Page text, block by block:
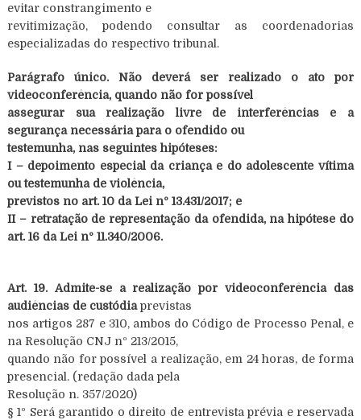
evitar constrangimento e
revitimização, podendo consultar as coordenadorias
especializadas do respectivo tribunal.
Parágrafo único. Não deverá ser realizado o ato por
videoconferência, quando não for possível
assegurar sua realização livre de interferências e a
segurança necessária para o ofendido ou
testemunha, nas seguintes hipóteses:
I – depoimento especial da criança e do adolescente vítima
ou testemunha de violência,
previstos no art. 10 da Lei nº 13.431/2017; e
II – retratação de representação da ofendida, na hipótese do
art. 16 da Lei nº 11.340/2006.
Art. 19. Admite-se a realização por videoconferência das
audiências de custódiaprevistas
nos artigos 287 e 310, ambos do Código de Processo Penal, e
na Resolução CNJ nº 213/2015,
quando não for possível a realização, em 24 horas, de forma
presencial. (redação dada pela
Resolução n. 357/2020)
§ 1º Será garantido o direito de entrevista prévia e reservada